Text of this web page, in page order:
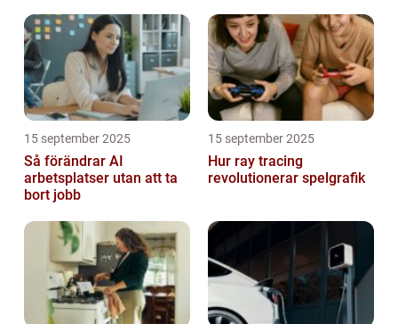
15 september 2025
Så förändrar AI
arbetsplatser utan att ta
bort jobb
15 september 2025
Hur ray tracing
revolutionerar spelgrafik